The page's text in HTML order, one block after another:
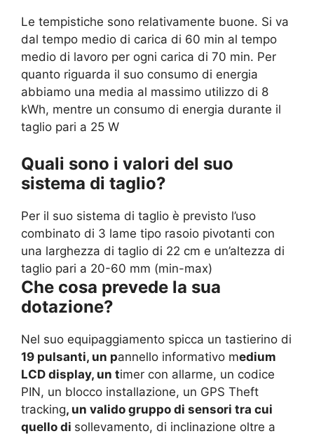
Le tempistiche sono relativamente buone. Si va
dal tempo medio di carica di 60 min al tempo
medio di lavoro per ogni carica di 70 min. Per
quanto riguarda il suo consumo di energia
abbiamo una media al massimo utilizzo di 8
kWh, mentre un consumo di energia durante il
taglio pari a 25 W
Quali sono i valori del suo
sistema di taglio?
Per il suo sistema di taglio è previsto l’uso
combinato di 3 lame tipo rasoio pivotanti con
una larghezza di taglio di 22 cm e un’altezza di
taglio pari a 20-60 mm (min-max)
Che cosa prevede la sua
dotazione?
Nel suo equipaggiamento spicca un tastierino di
19 pulsanti, un pannello informativo medium
LCD display, un timer con allarme, un codice
PIN, un blocco installazione, un GPS Theft
tracking, un valido gruppo di sensori tra cui
quello di sollevamento, di inclinazione oltre a